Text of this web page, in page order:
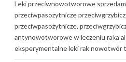
Leki przeciwnowotworowe
przeciwpasozytnicze
przeciwpasożytnicze,
antynowotworowe w leczeniu raka
eksperymentalne leki rak nowotwór